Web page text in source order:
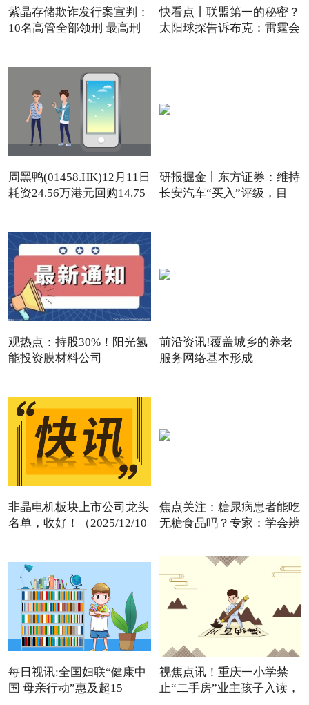
紫晶存储欺诈发行案宣判：
10名高管全部领刑 最高刑
快看点丨联盟第一的秘密？
太阳球探告诉布克：雷霆会
周黑鸭(01458.HK)12月11日
耗资24.56万港元回购14.75
研报掘金丨东方证券：维持
长安汽车“买入”评级，目
观热点：持股30%！阳光氢
能投资膜材料公司
前沿资讯!覆盖城乡的养老
服务网络基本形成
非晶电机板块上市公司龙头
名单，收好！（2025/12/10
焦点关注：糖尿病患者能吃
无糖食品吗？专家：学会辨
每日视讯:全国妇联“健康中
国 母亲行动”惠及超15
视焦点讯！重庆一小学禁
止“二手房”业主孩子入读，